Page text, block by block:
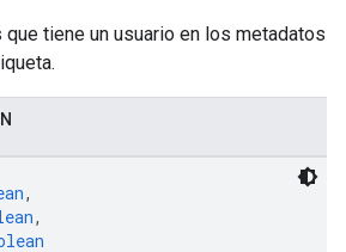
tiene un usuario en los metadatos
,
,